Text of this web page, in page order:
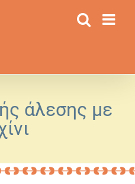
άλεσης με